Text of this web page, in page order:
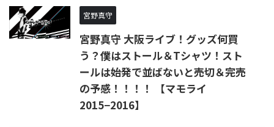
宮野真守
宮野真守 大阪ライブ！グッズ何買
う？僕はストール＆Tシャツ！スト
ールは始発で並ばないと売切＆完売
の予感！！！！ 【マモライ
2015−2016】